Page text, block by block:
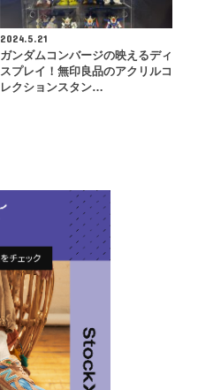
2024.5.21
ガンダムコンバージの映えるディ
スプレイ！無印良品のアクリルコ
レクションスタン…